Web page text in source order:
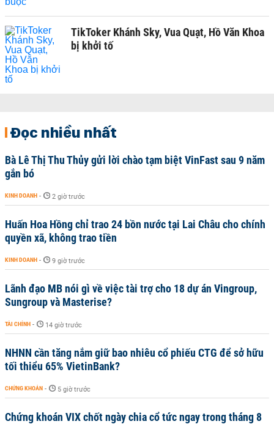
TikToker Khánh Sky, Vua Quạt, Hồ Văn Khoa
bị khởi tố
Đọc nhiều nhất
Bà Lê Thị Thu Thủy gửi lời chào tạm biệt VinFast sau 9 năm
gắn bó
KINH DOANH - 2 giờ trước
Huấn Hoa Hồng chỉ trao 24 bồn nước tại Lai Châu cho chính
quyền xã, không trao tiền
KINH DOANH - 9 giờ trước
Lãnh đạo MB nói gì về việc tài trợ cho 18 dự án Vingroup,
Sungroup và Masterise?
TÀI CHÍNH - 14 giờ trước
NHNN cần tăng nắm giữ bao nhiêu cổ phiếu CTG để sở hữu
tối thiểu 65% VietinBank?
CHỨNG KHOÁN - 5 giờ trước
Chứng khoán VIX chốt ngày chia cổ tức ngay trong tháng 8